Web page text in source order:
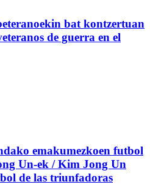
bat kontzertuan
de guerra en el
emakumezkoen futbol
Un-ek / Kim Jong Un
de las triunfadoras